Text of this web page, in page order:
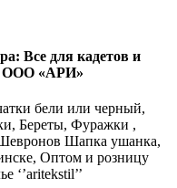
Все для кадетов и
ООО «АРИ»
бели или черный,
Береты, Фуражки ,
Шапка ушанка,
Оптом и розницу
‘’aritekstil’’